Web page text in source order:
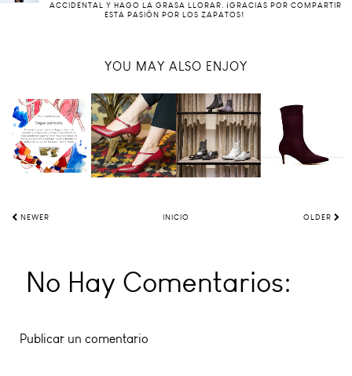
ACCIDENTAL Y HAGO LA GRASA LLORAR. ¡GRACIAS POR COMPARTIR
ESTA PASIÓN POR LOS ZAPATOS!
YOU MAY ALSO ENJOY
NEWER INICIO OLDER
No Hay Comentarios:
Publicar un comentario